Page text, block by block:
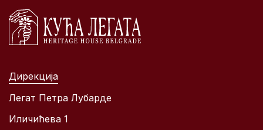
Дирекција
Легат Петра Лубарде
Иличићева 1